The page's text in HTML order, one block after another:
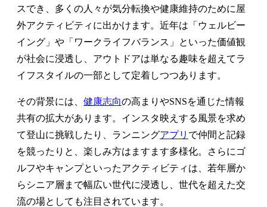
スでき、多くの人々が気分転換や健康維持のために屋
外アクティビティに出かけます。近年は「ウェルビー
イング」や「ワークライフバランス」といった価値観
が社会に浸透し、アウトドアは単なる趣味を超えてラ
イフスタイルの一部として定着しつつあります。
その背景には、 健康志向の高まりやSNSを通じた情報
共有の拡大があります。インスタ映えする風景を求め
て登山に挑戦したり、ランニングアプリ で仲間と記録
を競ったりと、楽しみ方はますます多様化。さらにゴ
ルフやキャンプといったアクティビティは、若年層か
らシニア層まで幅広い世代に浸透し、世代を超えた交
流の場としても注目されています。